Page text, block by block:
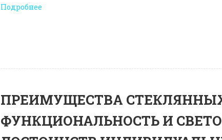
Подробнее
ПРЕИМУЩЕСТВА
ФУНКЦИОНАЛЬНОСТЬ И